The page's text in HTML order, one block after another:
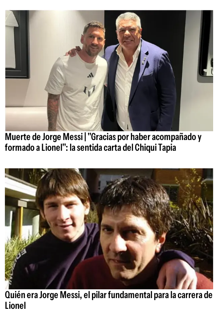
Muerte de Jorge Messi | "Gracias por haber acompañado y
formado a Lionel": la sentida carta del Chiqui Tapia
Quién era Jorge Messi, el pilar fundamental para la carrera de
Lionel